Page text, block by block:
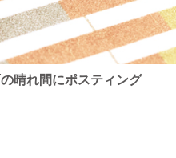
晴れ間にポスティング